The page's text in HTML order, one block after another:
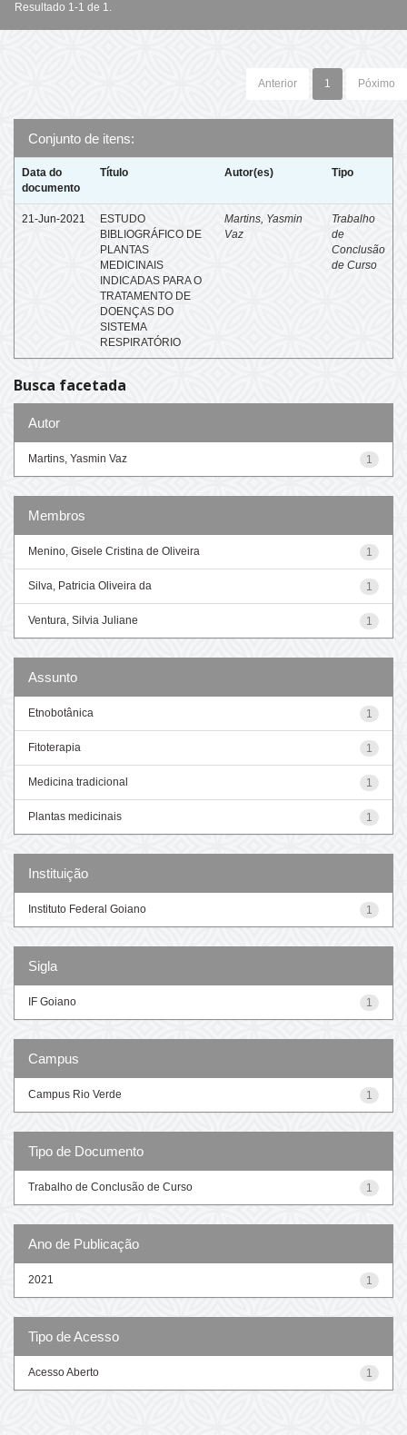
Resultado 1-1 de 1.
Anterior 1 Póximo
Conjunto de itens:
Data do
documento
Título Autor(es) Tipo
21-Jun-2021
ESTUDO
BIBLIOGRÁFICO DE
PLANTAS
MEDICINAIS
INDICADAS PARA O
TRATAMENTO DE
DOENÇAS DO
SISTEMA
RESPIRATÓRIO
Martins, Yasmin
Vaz
Trabalho
de
Conclusão
de Curso
Busca facetada
Autor
1
Martins, Yasmin Vaz
Membros
1
Menino, Gisele Cristina de Oliveira
1
Silva, Patricia Oliveira da
1
Ventura, Silvia Juliane
Assunto
1
Etnobotânica
1
Fitoterapia
1
Medicina tradicional
1
Plantas medicinais
Instituição
1
Instituto Federal Goiano
Sigla
1
IF Goiano
Campus
1
Campus Rio Verde
Tipo de Documento
1
Trabalho de Conclusão de Curso
Ano de Publicação
1
2021
Tipo de Acesso
1
Acesso Aberto